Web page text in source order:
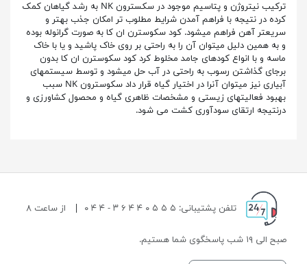
ترکیب نیتروژن و پتاسیم موجود در سکسترون NK به رشد گیاهان کمک
کرده در نتیجه با فراهم آمدن شرایط مطلوب تر امکان جذب بهتر و
سريعتر آهن فراهم میشود. کود سکوسترن ان کا به صورت گرانوله بوده
و به همین دلیل میتوان آن را به راحتی بر روی خاک پاشید و یا با خاک
ماسه و با انواع کودهای جامد مخلوط کرد کود سکوسترن ان کا بدون
برجای گذاشتن رسوب به راحتی در آب حل میشود و توسط سیستمهای
آبیاری نیز میتوان آنرا در اختیار گیاه قرار داد سکوسترون NK سبب
بهبود فعالیتهای زیستی و مشخصات ظاهری گیاه و محصول کشاورزی و
درنتیجه ارتقای سودآوری کشت می شود.
تلفن پشتیبانی: ۵ ۵ ۵ ۰ ۴ ۴ ۶ ۳ - ۴ ۴ ۰ از ساعت ۸
صبح الی ۱۹ شب پاسخگوی شما هستیم.